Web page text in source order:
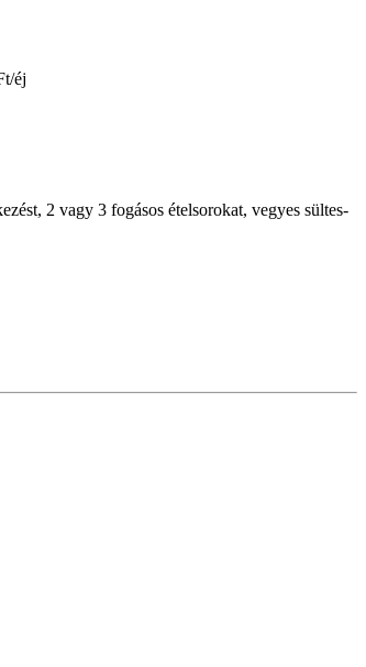
éj
2 vagy 3 fogásos ételsorokat, vegyes sültes-